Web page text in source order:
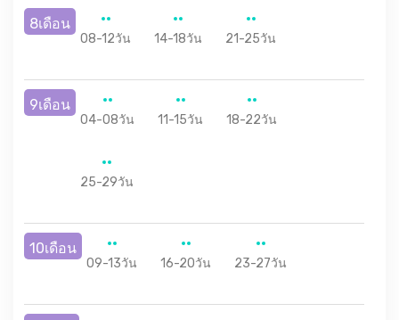
8เดือน
08-12วัน 14-18วัน 21-25วัน
9เดือน
04-08วัน 11-15วัน 18-22วัน
25-29วัน
10เดือน
09-13วัน 16-20วัน 23-27วัน